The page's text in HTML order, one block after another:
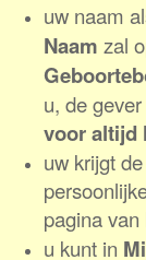
uw naam
Naam zal
u, de
voor altijd
uw krijgt
pagina van
u kunt in